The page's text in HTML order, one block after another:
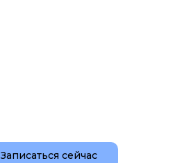
Записаться сейчас